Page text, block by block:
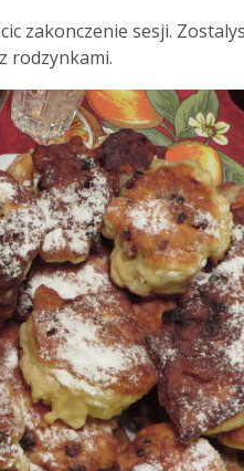
zakonczenie sesji.
rodzynkami.